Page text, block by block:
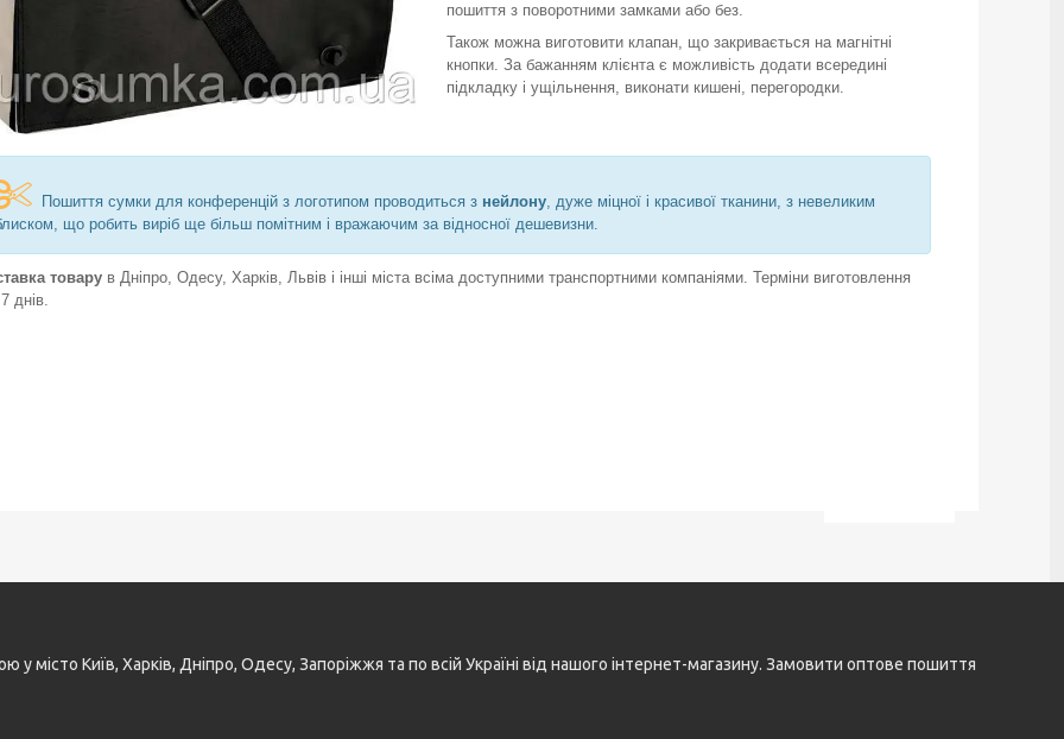
пошиття з поворотними замками або без.
Також можна виготовити клапан, що закривається на магнітні
кнопки. За бажанням клієнта є можливість додати всередині
підкладку і ущільнення, виконати кишені, перегородки.
Пошиття сумки для конференцій з логотипом проводиться з нейлону, дуже міцної і красивої тканини, з невеликим
що робить виріб ще більш помітним і вражаючим за відносної дешевизни.
товару в Дніпро, Одесу, Харків, Львів і інші міста всіма доступними транспортними компаніями. Терміни виготовлення
днів.
місто Київ, Харків, Дніпро, Одесу, Запоріжжя та по всій Україні від нашого інтернет-магазину. Замовити оптове пошиття